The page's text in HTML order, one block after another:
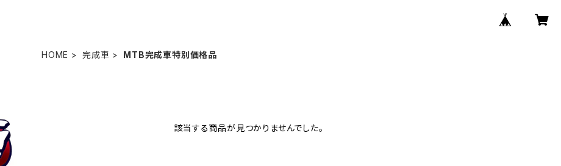
HOME 完成車 MTB完成車特別価格品
該当する商品が見つかりませんでした。